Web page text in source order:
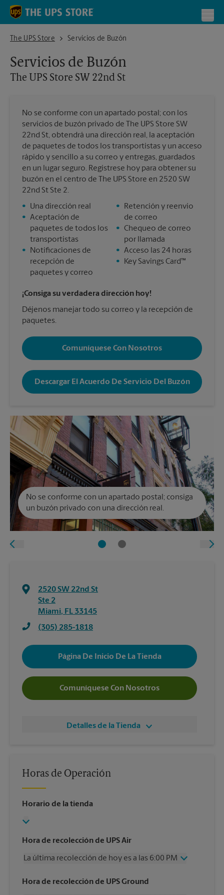
Skip to content
Return to Nav
The UPS Store
The UPS Store SW 22nd StServicios de Buzón
Servicios de Buzón
The UPS Store SW 22nd St
No se conforme con un apartado postal; con los
servicios de buzón privado de The UPS Store SW
22nd St, obtendrá una dirección real, la aceptación
de paquetes de todos los transportistas y un acceso
rápido y sencillo a su correo y entregas, guardados
en un lugar seguro. Regístrese hoy para obtener su
buzón en el centro de The UPS Store en 2520 SW
22nd St Ste 2.
•
Una dirección real
• Aceptación de
paquetes de todos los
transportistas
•
Notificaciones de
recepción de
paquetes y correo
•
Retención y reenvío
de correo
• Chequeo de correo
por llamada
• Acceso las 24 horas
•
Key Savings Card™
¡Consiga su verdadera dirección hoy!
Déjenos manejar todo su correo y la recepción de
paquetes.
Comuníquese Con Nosotros
Descargar El Acuerdo De Servicio Del Buzón
No se conforme con un apartado postal; consiga
un buzón privado con una dirección real.
2520 SW 22nd St
Ste 2
Miami, FL 33145
(305) 285-1818
Página De Inicio De La Tienda
Comuníquese Con Nosotros
Detalles de la Tienda
Horas de Operación
Horario de la tienda
Hora de recolección de UPS Air
La última recolección de hoy es a las 6:00 PM
Miércoles
6:00 PM
Hora de recolección de UPS Ground